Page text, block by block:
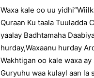
Waxa kale oo uu
Quraan Ku taala Tuuladda
yaalay Badhtamaha
hurday,Waxaanu hurday
Wakhtigan oo kale waxa
Guryuhu waa kulayl aan la